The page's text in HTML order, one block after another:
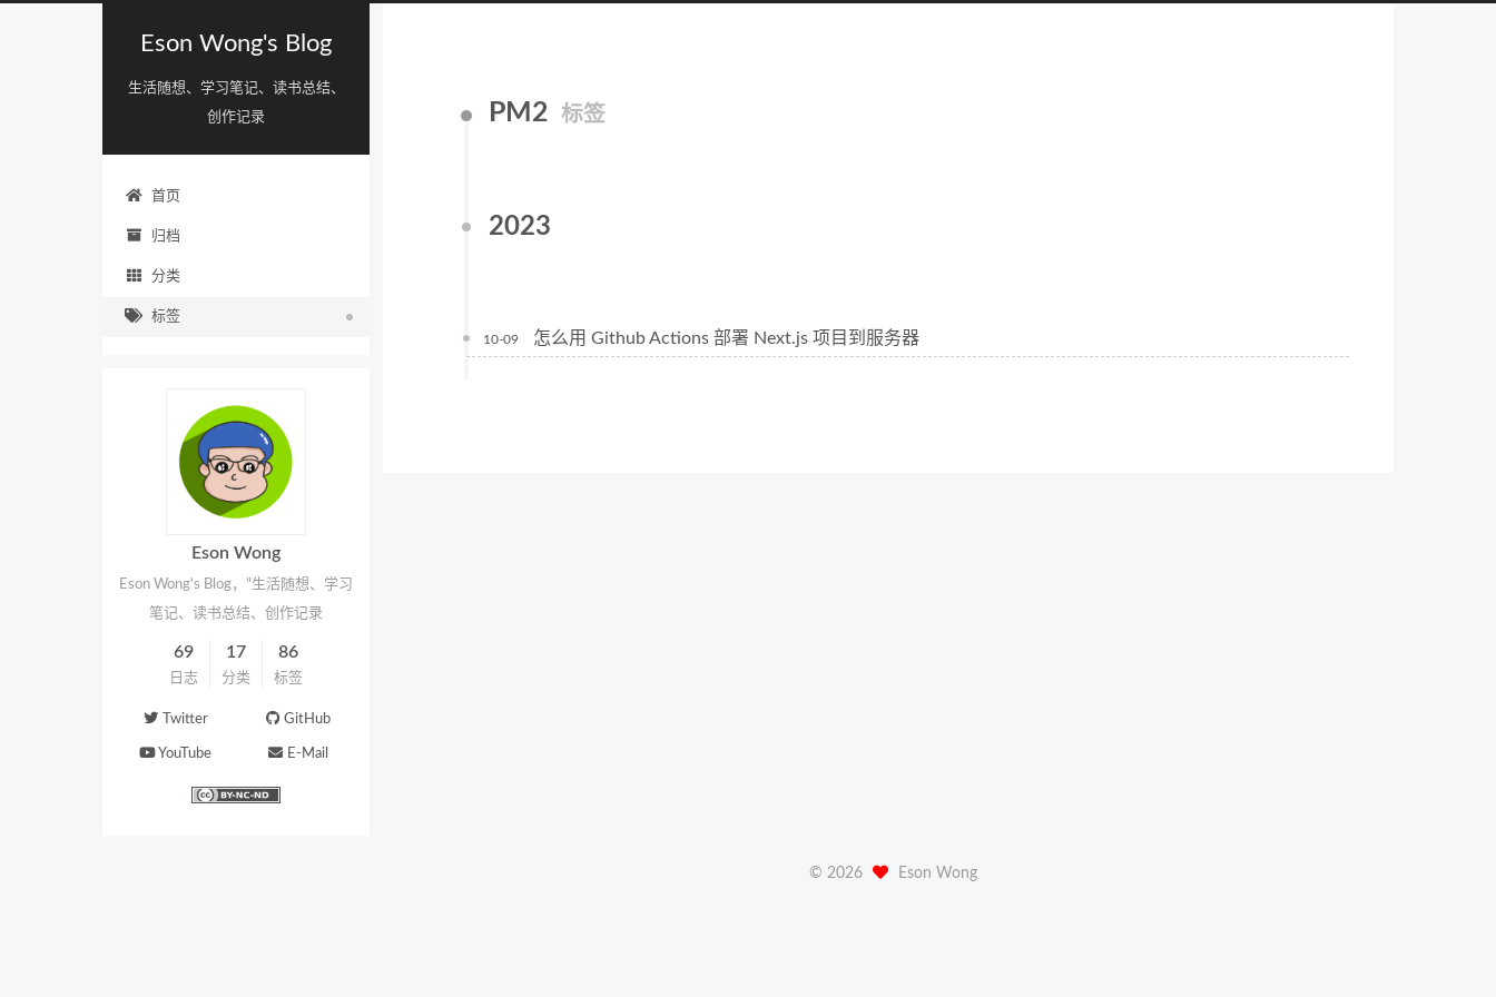
Eson Wong's Blog
生活随想、学习笔记、读书总结、
创作记录
首页
归档
分类
标签
PM2 标签
2023
10-09 怎么用 Github Actions 部署 Next.js 项目到服务器
Eson Wong
Eson Wong's Blog，"生活随想、学习
笔记、读书总结、创作记录
69
日志
17
分类
86
标签
Twitter GitHub
YouTube E-Mail
© 2026 Eson Wong